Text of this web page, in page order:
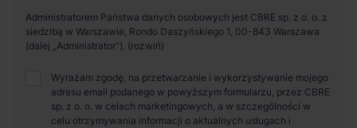
Administratorem Państwa danych osobowych jest CBRE sp. z o. o. z
siedzibą w Warszawie, Rondo Daszyńskiego 1, 00-843 Warszawa
(dalej „Administrator”).
Wyrażam zgodę, na przetwarzanie i wykorzystywanie mojego
adresu email podanego w powyższym formularzu, przez CBRE
sp. z o. o. w celach marketingowych, a w szczególności w
celu otrzymywania informacji o aktualnych usługach i